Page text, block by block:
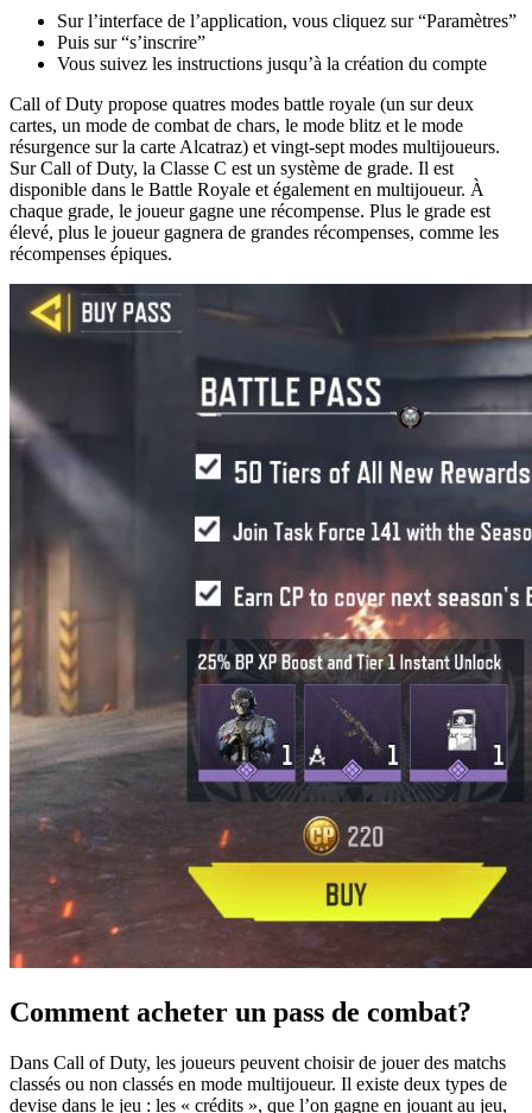
Sur l’interface de l’application, vous cliquez sur “Paramètres”
Puis sur “s’inscrire”
Vous suivez les instructions jusqu’à la création du compte
Call of Duty propose quatres modes battle royale (un sur deux
cartes, un mode de combat de chars, le mode blitz et le mode
résurgence sur la carte Alcatraz) et vingt-sept modes multijoueurs.
Sur Call of Duty, la Classe C est un système de grade. Il est
disponible dans le Battle Royale et également en multijoueur. À
chaque grade, le joueur gagne une récompense. Plus le grade est
élevé, plus le joueur gagnera de grandes récompenses, comme les
récompenses épiques.
Comment acheter un pass de combat?
Dans Call of Duty, les joueurs peuvent choisir de jouer des matchs
classés ou non classés en mode multijoueur. Il existe deux types de
devise dans le jeu : les « crédits », que l’on gagne en jouant au jeu,